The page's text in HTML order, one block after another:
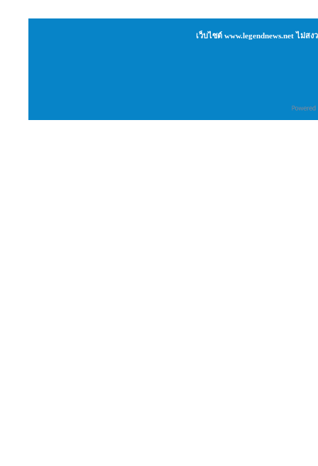
เว็บไซต์ www.legendnews.net ไม่